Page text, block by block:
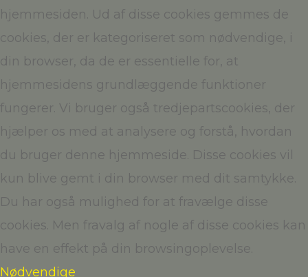
hjemmesiden. Ud af disse cookies gemmes de
cookies, der er kategoriseret som nødvendige, i
din browser, da de er essentielle for, at
hjemmesidens grundlæggende funktioner
fungerer. Vi bruger også tredjepartscookies, der
hjælper os med at analysere og forstå, hvordan
du bruger denne hjemmeside. Disse cookies vil
kun blive gemt i din browser med dit samtykke.
Du har også mulighed for at fravælge disse
cookies. Men fravalg af nogle af disse cookies kan
have en effekt på din browsingoplevelse.
Nødvendige